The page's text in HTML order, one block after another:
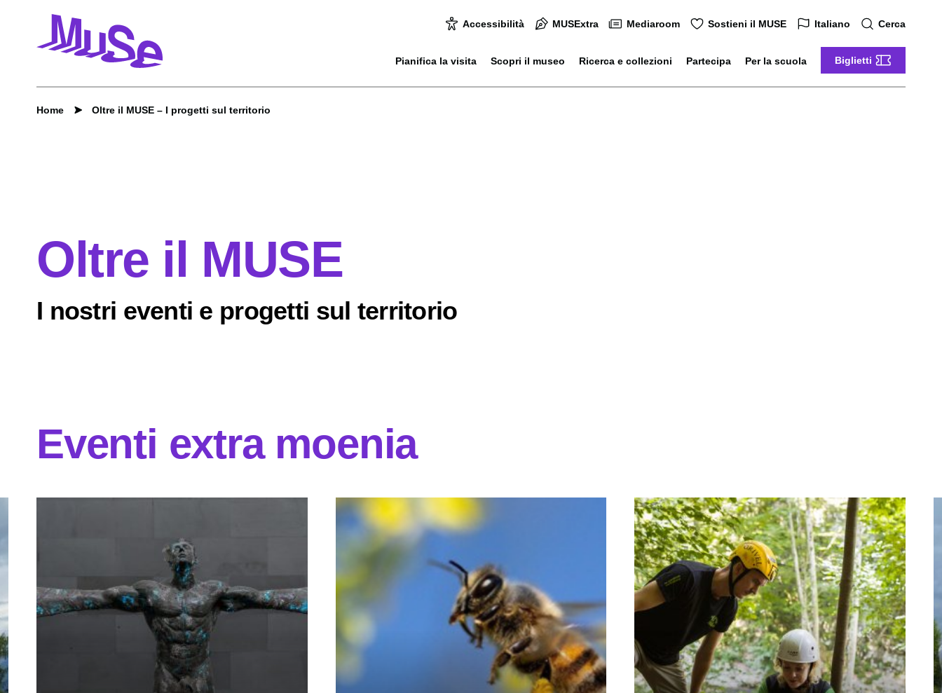
Accessibilità MUSExtra Mediaroom Sostieni il MUSE Italiano Cerca
Pianifica la visita Scopri il museo Ricerca e collezioni Partecipa Per la scuola Biglietti
Home Oltre il MUSE – I progetti sul territorio
Oltre il MUSE
I nostri eventi e progetti sul territorio
Eventi extra moenia